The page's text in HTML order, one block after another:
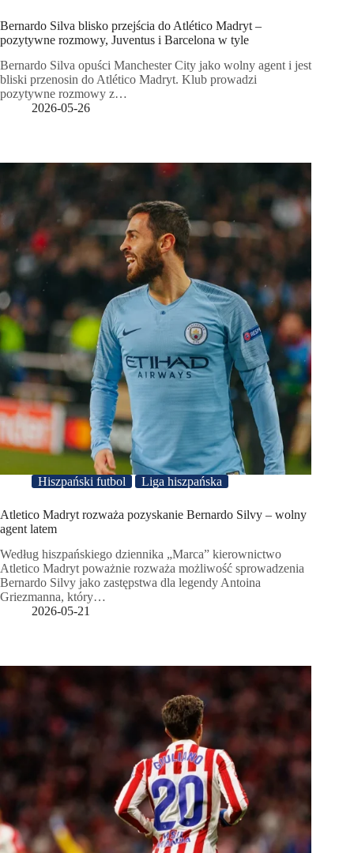
Bernardo Silva blisko przejścia do Atlético Madryt –
pozytywne rozmowy, Juventus i Barcelona w tyle
Bernardo Silva opuści Manchester City jako wolny agent i jest
bliski przenosin do Atlético Madryt. Klub prowadzi
pozytywne rozmowy z…
2026-05-26
Hiszpański futbol Liga hiszpańska
Atletico Madryt rozważa pozyskanie Bernardo Silvy – wolny
agent latem
Według hiszpańskiego dziennika „Marca” kierownictwo
Atletico Madryt poważnie rozważa możliwość sprowadzenia
Bernardo Silvy jako zastępstwa dla legendy Antoina
Griezmanna, który…
2026-05-21